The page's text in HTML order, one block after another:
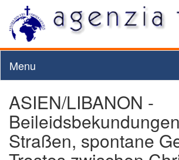
Menu
ASIEN/LIBANON -
Straßen, spontane